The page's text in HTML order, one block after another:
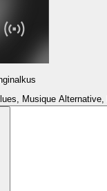
Musique Alternative,